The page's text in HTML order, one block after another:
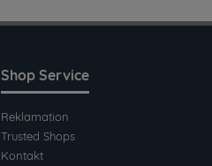
Shop Service
Reklamation
Trusted Shops
Kontakt